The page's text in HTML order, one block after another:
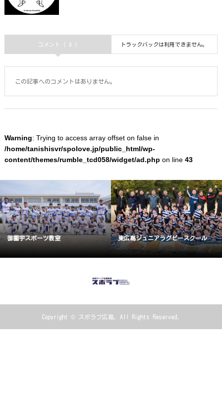
コメント ( 0 ) トラックバックは利用できません。
この記事へのコメントはありません。
Warning: Trying to access array offset on false in
/home/tanishisvr/spolove.jp/public_html/wp-
content/themes/rumble_tcd058/widget/ad.php on line43
御薗宇スポーツ教室 東広島ジュニアラグビースクール
Copyright ©スポラブ広島. All Rights Reserved.